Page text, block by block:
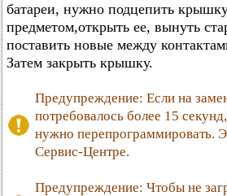
батареи, нужно подцепить
предметом,открыть ее, вынуть
поставить новые между
Затем закрыть крышку.
Предупреждение: Если на
потребовалось более 15
нужно перепрограммировать.
Сервис-Центре.
Предупреждение: Чтобы не